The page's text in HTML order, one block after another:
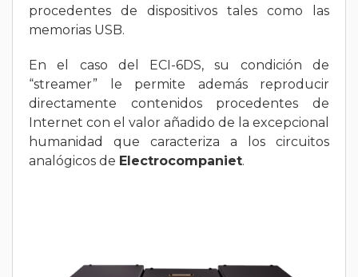
procedentes de dispositivos tales como las
memorias USB.
En el caso del ECI-6DS, su condición de
“streamer” le permite además reproducir
directamente contenidos procedentes de
Internet con el valor añadido de la excepcional
humanidad que caracteriza a los circuitos
analógicos de Electrocompaniet.